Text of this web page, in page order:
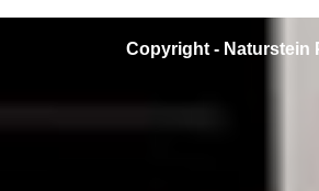
Copyright - Naturstein